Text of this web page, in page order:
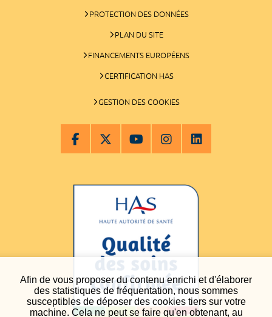
Afin de vous proposer du contenu enrichi et d'élaborer
des statistiques de fréquentation, nous sommes
susceptibles de déposer des cookies tiers sur votre
machine. Cela ne peut se faire qu'en obtenant, au
PROTECTION DES DONNÉES
PLAN DU SITE
FINANCEMENTS EUROPÉENS
CERTIFICATION HAS
GESTION DES COOKIES